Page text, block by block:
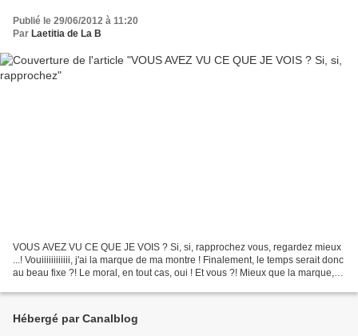
Publié le 29/06/2012 à 11:20
Par Laetitia de La B
VOUS AVEZ VU CE QUE JE VOIS ? Si, si, rapprochez vous, regardez mieux
...! Vouiiiiiiiiiiii, j'ai la marque de ma montre ! Finalement, le temps serait donc
au beau fixe ?! Le moral, en tout cas, oui ! Et vous ?! Mieux que la marque,
Hébergé par Canalblog